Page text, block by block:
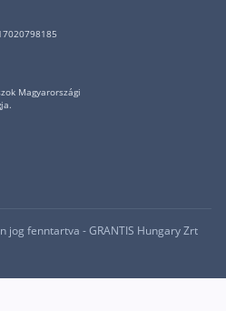
Magyarországi
jog fenntartva - GRANTIS Hungary Zrt